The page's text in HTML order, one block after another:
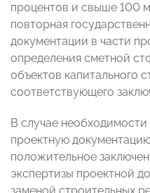
процентов и свыше 100
повторная
документации в части
определения сметной
объектов капитального
соответствующего
В случае
проектную
положительное
экспертизы проектной